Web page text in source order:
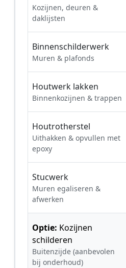
Kozijnen, deuren &
daklijsten
Binnenschilderwerk
Muren & plafonds
Houtwerk lakken
Binnenkozijnen & trappen
Houtrotherstel
Uithakken & opvullen met
epoxy
Stucwerk
Muren egaliseren &
afwerken
Optie: Kozijnen
schilderen
Buitenzijde (aanbevolen
bij onderhoud)